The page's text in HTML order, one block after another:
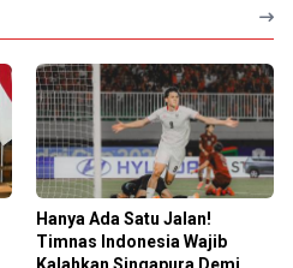
Hanya Ada Satu Jalan!
Timnas Indonesia Wajib